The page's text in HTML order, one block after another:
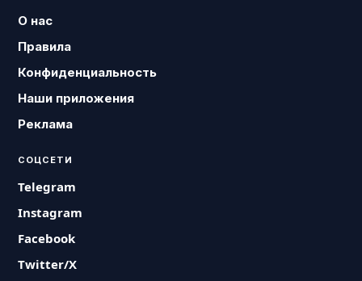
О нас
Правила
Конфиденциальность
Наши приложения
Реклама
СОЦСЕТИ
Telegram
Instagram
Facebook
Twitter/X